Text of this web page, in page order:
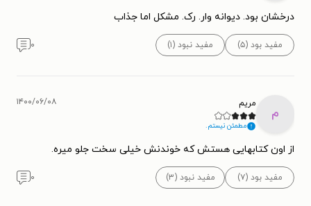
درخشان بود. دیوانه وار. رک. مشکل اما جذاب
مفید بود (۵) مفید نبود (۱) ۰
م
مریم
مطمئن نیستم.
۱۴۰۰/۰۶/۰۸
از اون کتابهایی هستش که خوندنش خیلی سخت جلو میره.
مفید بود (۷) مفید نبود (۳) ۰